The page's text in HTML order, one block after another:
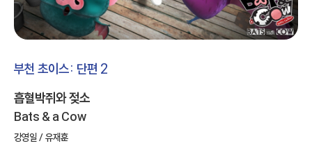
부천 초이스: 단편 2
흡혈박쥐와 젖소
Bats & a Cow
강영일 / 유재훈